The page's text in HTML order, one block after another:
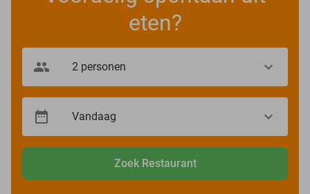
eten?
Zoek Restaurant